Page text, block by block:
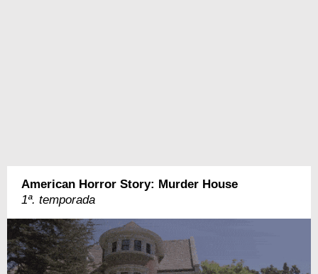
American Horror Story: Murder House
1ª. temporada